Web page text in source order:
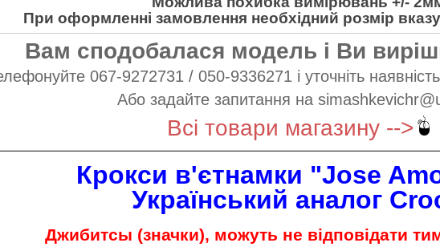
При оформленні замовлення необхідний розмір
Вам сподобалася модель і Ви
067-9272731 / 050-9336271 і уточніть
Або задайте запитання на
Всі товари магазину -->
Крокси в'єтнамки "Jose
Український аналог
Джибитсы (значки), можуть не відповідати